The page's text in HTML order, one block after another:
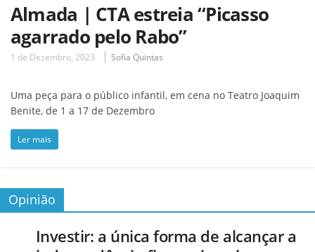
Almada | CTA estreia “Picasso
agarrado pelo Rabo”
1 de Dezembro, 2023 Sofia Quintas
Uma peça para o público infantil, em cena no Teatro Joaquim
Benite, de 1 a 17 de Dezembro
Ler mais
Opinião
Investir: a única forma de alcançar a